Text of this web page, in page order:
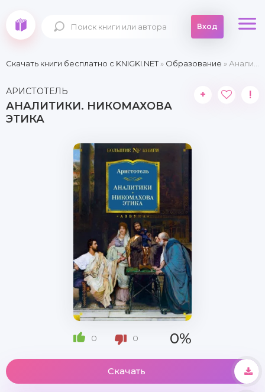
Вход
Скачать книги бесплатно c KNIGKI.NET» Образование » Аналитики. Никомахова этика
АРИСТОТЕЛЬ
АНАЛИТИКИ. НИКОМАХОВА
ЭТИКА
+ !
0 0 0%
Скачать